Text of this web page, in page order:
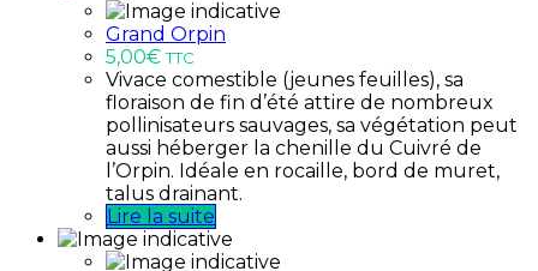
Grand Orpin
5,00€ TTC
Vivace comestible (jeunes feuilles), sa
floraison de fin d’été attire de nombreux
pollinisateurs sauvages, sa végétation peut
aussi héberger la chenille du Cuivré de
l’Orpin. Idéale en rocaille, bord de muret,
talus drainant.
Lire la suite